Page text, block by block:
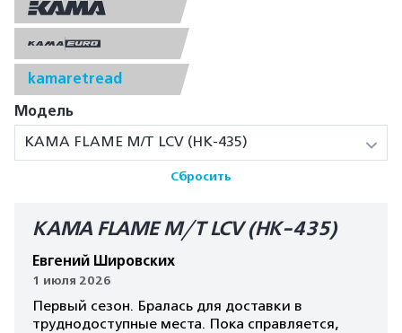
kamaretread
Модель
КАМА FLAME M/T LCV (HK-435)
Сбросить
КАМА FLAME M/T LCV (HK-435)
Евгений Шировских
1 июля 2026
Первый сезон. Бралась для доставки в
труднодоступные места. Пока справляется,